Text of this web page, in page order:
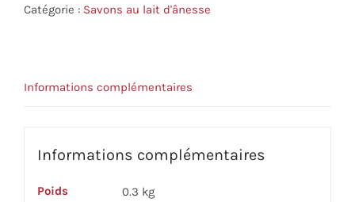
rasage
Catégorie : Savons au lait d'ânesse
Informations complémentaires
Informations complémentaires
Poids 0.3 kg